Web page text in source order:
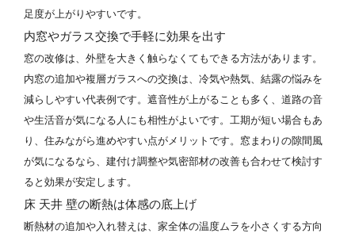
足度が上がりやすいです。
内窓やガラス交換で手軽に効果を出す
窓の改修は、外壁を大きく触らなくてもできる方法があります。
内窓の追加や複層ガラスへの交換は、冷気や熱気、結露の悩みを
減らしやすい代表例です。遮音性が上がることも多く、道路の音
や生活音が気になる人にも相性がよいです。工期が短い場合もあ
り、住みながら進めやすい点がメリットです。窓まわりの隙間風
が気になるなら、建付け調整や気密部材の改善も合わせて検討す
ると効果が安定します。
床 天井 壁の断熱は体感の底上げ
断熱材の追加や入れ替えは、家全体の温度ムラを小さくする方向